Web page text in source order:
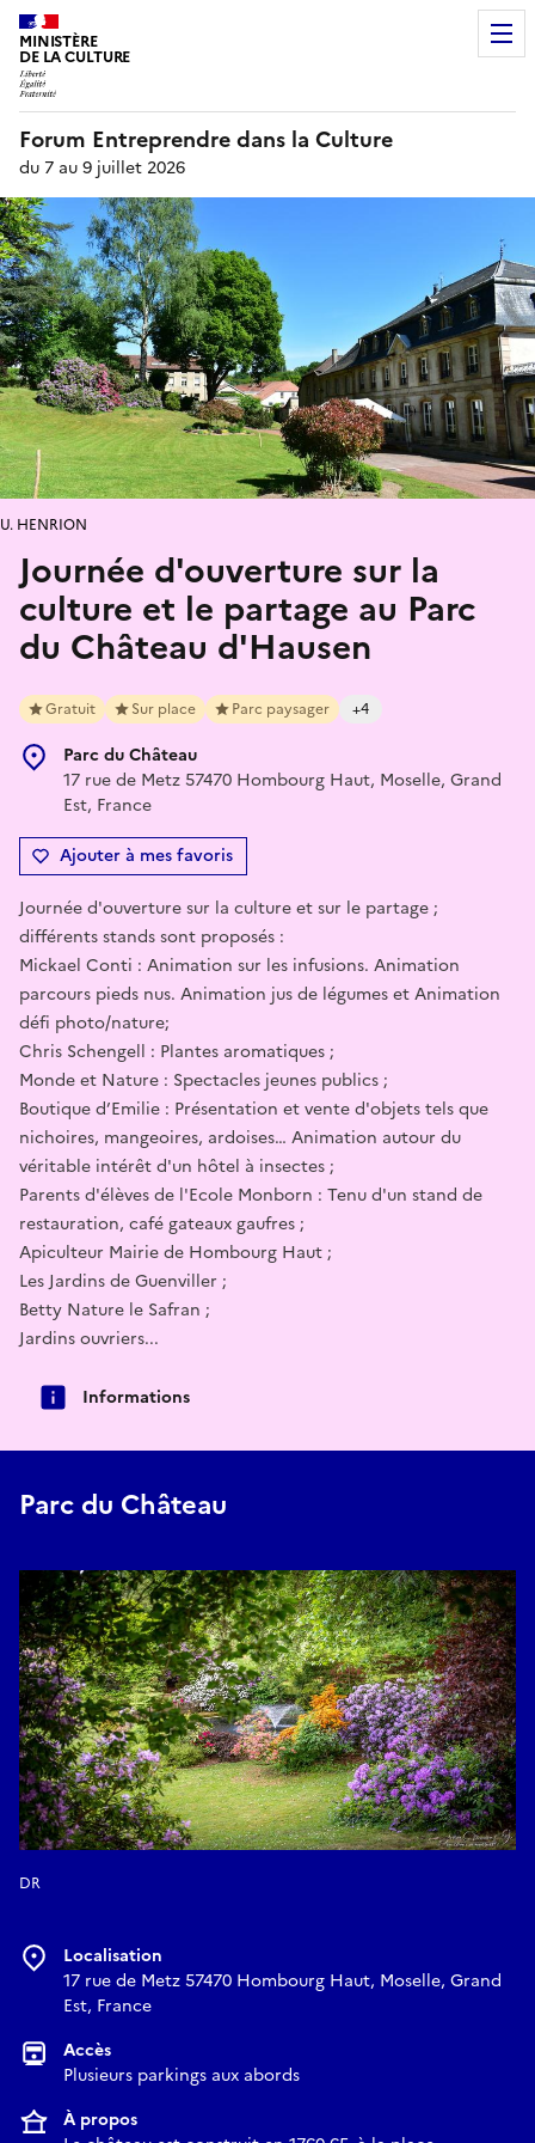
MINISTÈRE
DE LA CULTURE
Forum Entreprendre dans la Culture
du 7 au 9 juillet 2026
Journée d'ouverture sur la
culture et le partage au Parc
du Château d'Hausen
Gratuit Sur place Parc paysager +4
Parc du Château
17 rue de Metz 57470 Hombourg Haut, Moselle, Grand
Est, France
Ajouter à mes favoris
U. HENRION
Journée d'ouverture sur la culture et sur le partage ;
différents stands sont proposés :
Mickael Conti : Animation sur les infusions. Animation
parcours pieds nus. Animation jus de légumes et Animation
défi photo/nature;
Chris Schengell : Plantes aromatiques ;
Monde et Nature : Spectacles jeunes publics ;
Boutique d’Emilie : Présentation et vente d'objets tels que
nichoires, mangeoires, ardoises… Animation autour du
véritable intérêt d'un hôtel à insectes ;
Parents d'élèves de l'Ecole Monborn : Tenu d'un stand de
restauration, café gateaux gaufres ;
Apiculteur Mairie de Hombourg Haut ;
Les Jardins de Guenviller ;
Betty Nature le Safran ;
Jardins ouvriers...
Informations
Parc du Château
DR
Localisation
17 rue de Metz 57470 Hombourg Haut, Moselle, Grand
Est, France
Accès
Plusieurs parkings aux abords
À propos